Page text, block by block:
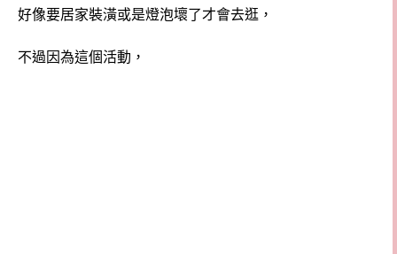
好像要居家裝潢或是燈泡壞了才會去逛，
不過因為這個活動，